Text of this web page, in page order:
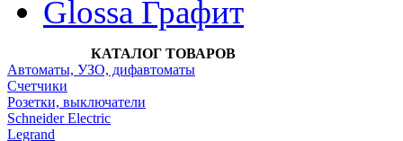
Glossa Графит
КАТАЛОГ ТОВАРОВ
Автоматы, УЗО, дифавтоматы
Счетчики
Розетки, выключатели
Schneider Electric
Legrand